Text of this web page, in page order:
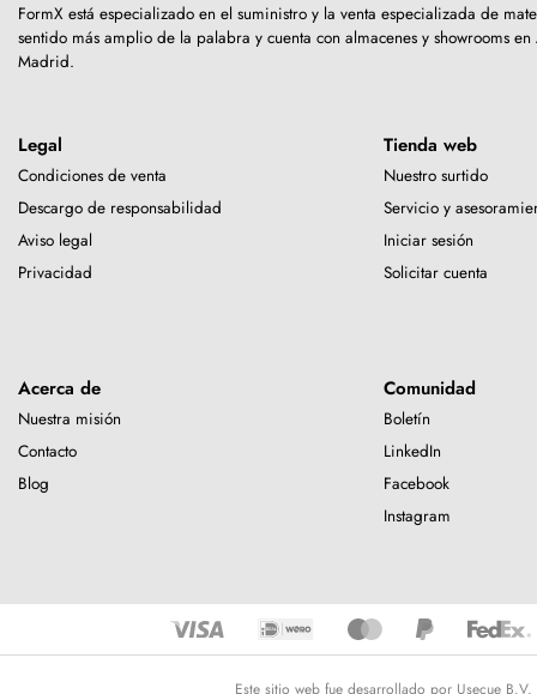
FormX está especializado en el suministro y la venta especializada de
sentido más amplio de la palabra y cuenta con almacenes y showrooms
Madrid.
Legal
Condiciones de venta
Descargo de responsabilidad
Aviso legal
Privacidad
Tienda web
Nuestro surtido
Servicio y
Iniciar sesión
Solicitar cuenta
Acerca de
Nuestra misión
Contacto
Blog
Comunidad
Boletín
LinkedIn
Facebook
Instagram